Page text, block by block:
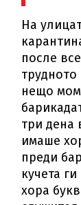
На
после
нещо
три дена
имаше
преди
кучета
хора